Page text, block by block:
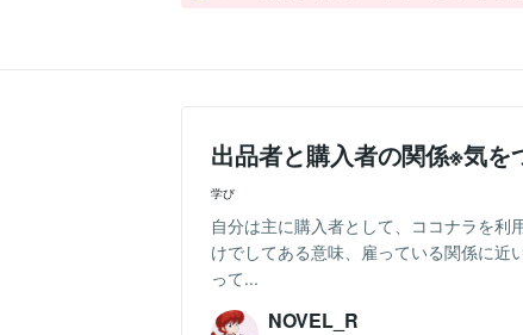
出品者と購入者の関係※気を
学び
自分は主に購入者として、ココナラを
けでしてある意味、雇っている関係に近
って...
NOVEL_R